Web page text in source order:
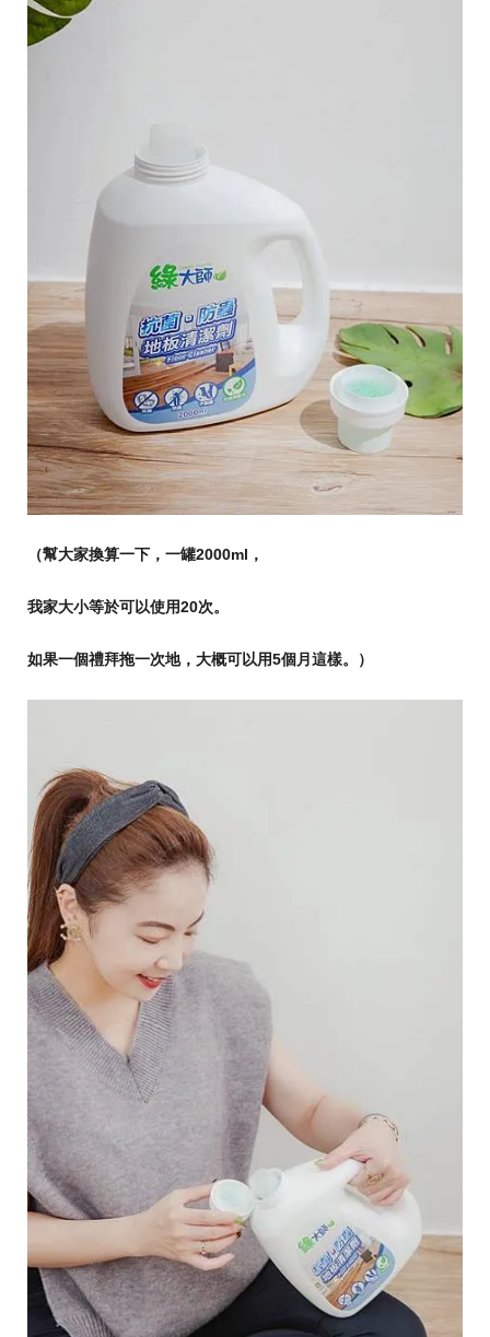
（幫大家換算一下，一罐2000ml ，
我家大小等於可以使用20次。
如果一個禮拜拖一次地，大概可以用5個月這樣。）